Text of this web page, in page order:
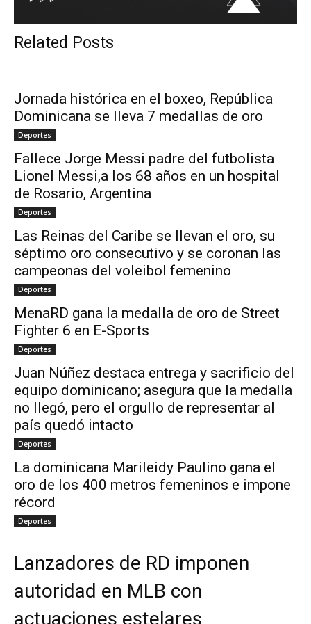
Related Posts
Jornada histórica en el boxeo, República
Dominicana se lleva 7 medallas de oro
Deportes
Fallece Jorge Messi padre del futbolista
Lionel Messi,a los 68 años en un hospital
de Rosario, Argentina
Deportes
Las Reinas del Caribe se llevan el oro, su
séptimo oro consecutivo y se coronan las
campeonas del voleibol femenino
Deportes
MenaRD gana la medalla de oro de Street
Fighter 6 en E-Sports
Deportes
Juan Núñez destaca entrega y sacrificio del
equipo dominicano; asegura que la medalla
no llegó, pero el orgullo de representar al
país quedó intacto
Deportes
La dominicana Marileidy Paulino gana el
oro de los 400 metros femeninos e impone
récord
Deportes
Lanzadores de RD imponen
autoridad en MLB con
actuaciones estelares